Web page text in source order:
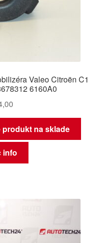
Valeo Citroën C1
6160A0
na sklade
info